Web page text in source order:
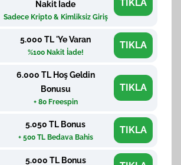
Nakit İade
Sadece Kripto & Kimliksiz Giriş
TIKLA
5.000 TL 'Ye Varan
%100 Nakit İade!
TIKLA
6.000 TL Hoş Geldin
Bonusu
+ 80 Freespin
TIKLA
5.050 TL Bonus
+ 500 TL Bedava Bahis
TIKLA
5.000 TL Bonus